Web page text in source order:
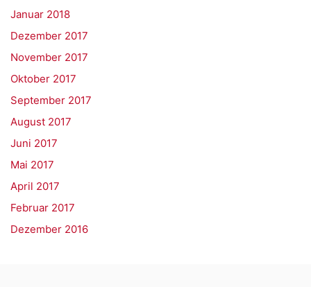
Januar 2018
Dezember 2017
November 2017
Oktober 2017
September 2017
August 2017
Juni 2017
Mai 2017
April 2017
Februar 2017
Dezember 2016